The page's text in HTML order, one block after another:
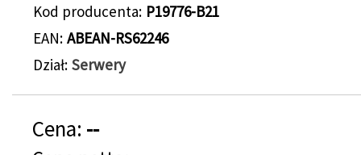
Kod producenta P19776-B21
EAN ABEAN-RS62246
Dział Serwery
Cena: --